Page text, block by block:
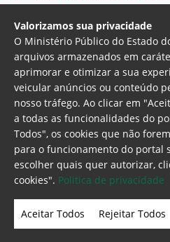
Plantão MP do Ceará
Secretaria Geral
Ministério
Procuradoria
Albuquerque
60.822-325 -
Home Page Intranet
Valorizamos sua privacidade
O Ministério Público do Estado
arquivos armazenados em
aprimorar e otimizar a sua
veicular anúncios ou conteúdo
nosso tráfego. Ao clicar em
a todas as funcionalidades do
Todos", os cookies que não
para o funcionamento do portal
escolher quais quer autorizar,
cookies". Politica de privacidade
Aceitar Todos Rejeitar Todos